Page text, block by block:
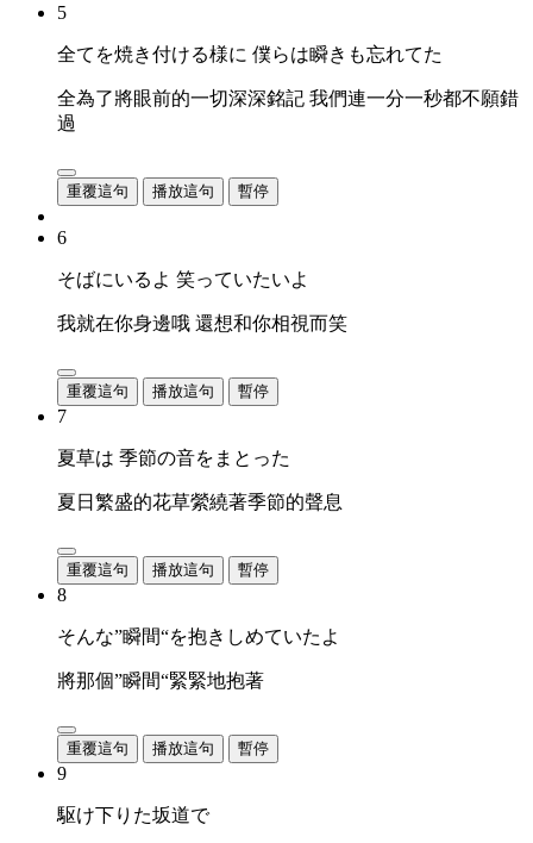
5
全てを焼き付ける様に 僕らは瞬きも忘れてた
全為了將眼前的一切深深銘記 我們連一分一秒都不願錯
過
重覆這句 播放這句 暫停
6
そばにいるよ 笑っていたいよ
我就在你身邊哦 還想和你相視而笑
重覆這句 播放這句 暫停
7
夏草は 季節の音をまとった
夏日繁盛的花草縈繞著季節的聲息
重覆這句 播放這句 暫停
8
そんな”瞬間“を抱きしめていたよ
將那個”瞬間“緊緊地抱著
重覆這句 播放這句 暫停
9
駆け下りた坂道で